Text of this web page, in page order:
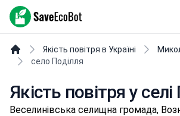
SaveEcoBot
Якість повітря в Україні
село Поділля
Якість повітря у
Вeсeлинівськa селищнa громада,